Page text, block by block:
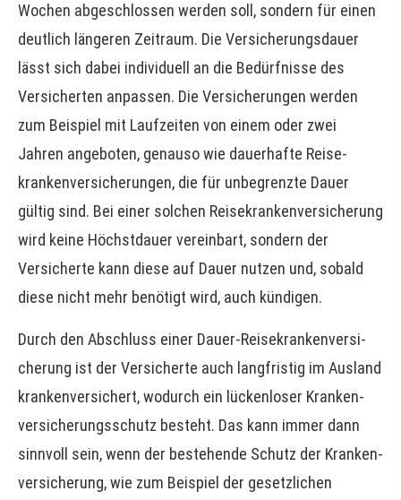
Wochen abgeschlossen werden soll, sondern für einen
deutlich längeren Zeitraum. Die Versicherungsdauer
lässt sich dabei individuell an die Bedürfnisse des
Versicherten anpassen. Die Versicherungen werden
zum Beispiel mit Laufzeiten von einem oder zwei
Jahren angeboten, genauso wie dauerhafte Reise­
kranken­ver­si­che­rungen, die für unbegrenzte Dauer
gültig sind. Bei einer solchen Reise­kranken­ver­si­che­rung
wird keine Höchstdauer vereinbart, sondern der
Versicherte kann diese auf Dauer nutzen und, sobald
diese nicht mehr benötigt wird, auch kündigen.
Durch den Abschluss einer Dauer-Reise­kranken­ver­si­
che­rung ist der Versicherte auch langfristig im Ausland
krankenversichert, wodurch ein lückenloser Kranken­
ver­si­che­rungsschutz besteht. Das kann immer dann
sinnvoll sein, wenn der bestehende Schutz der Kranken­
ver­si­che­rung, wie zum Beispiel der gesetzlichen